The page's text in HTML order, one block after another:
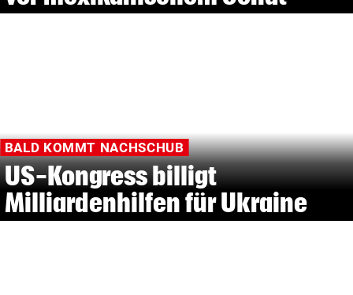
BALD KOMMT NACHSCHUB
US-Kongress billigt
Milliardenhilfen für Ukraine